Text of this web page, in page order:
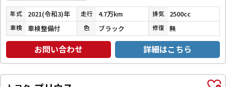
年式 2021(令和3)年 走行 4.7万km 排気 2500cc
車検 車検整備付 色 ブラック 修復 無
お問い合わせ 詳細はこちら